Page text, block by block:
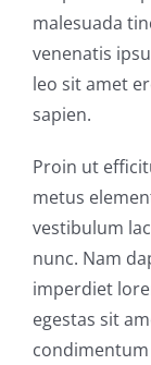
malesuada
venenatis
leo sit amet
sapien.
Proin ut
metus
vestibulum
nunc. Nam
imperdiet
egestas sit